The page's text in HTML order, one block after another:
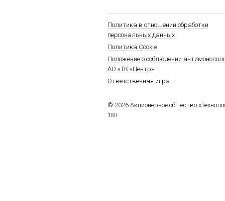
Политика в отношении обработки
персональных данных
Политика Cookie
Положение о соблюдении
АО «ТК «Центр»
Ответственная игра
© 2026 Акционерное общество
18+